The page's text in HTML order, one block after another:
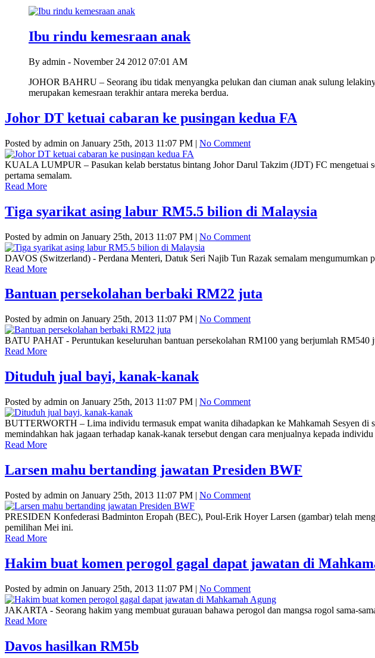
Ibu rindu kemesraan anak
By admin - November 24 2012 07:01 AM
JOHOR BAHRU – Seorang ibu tidak menyangka pelukan dan ciuman anak sulung
merupakan kemesraan terakhir antara mereka berdua.
Johor DT ketuai cabaran ke pusingan kedua FA
Posted by admin on January 25th, 2013 11:07 PM | No Comment
KUALA LUMPUR – Pasukan kelab berstatus bintang Johor Darul Takzim (JDT) FC mengetuai
pertama semalam.
Read More
Tiga syarikat asing labur RM5.5 bilion di Malaysia
Posted by admin on January 25th, 2013 11:07 PM | No Comment
DAVOS (Switzerland) - Perdana Menteri, Datuk Seri Najib Tun Razak semalam
Read More
Bantuan persekolahan berbaki RM22 juta
Posted by admin on January 25th, 2013 11:07 PM | No Comment
BATU PAHAT - Peruntukan keseluruhan bantuan persekolahan RM100 yang berjumlah
Read More
Dituduh jual bayi, kanak-kanak
Posted by admin on January 25th, 2013 11:07 PM | No Comment
BUTTERWORTH – Lima individu termasuk empat wanita dihadapkan ke Mahkamah Sesyen di
memindahkan hak jagaan terhadap kanak-kanak tersebut dengan cara menjualnya kepada
Read More
Larsen mahu bertanding jawatan Presiden BWF
Posted by admin on January 25th, 2013 11:07 PM | No Comment
PRESIDEN Konfederasi Badminton Eropah (BEC), Poul-Erik Hoyer Larsen (gambar) telah
pemilihan Mei ini.
Read More
Hakim buat komen perogol gagal dapat jawatan di
Posted by admin on January 25th, 2013 11:07 PM | No Comment
JAKARTA - Seorang hakim yang membuat gurauan bahawa perogol dan mangsa rogol sama-
Read More
Davos hasilkan RM5b